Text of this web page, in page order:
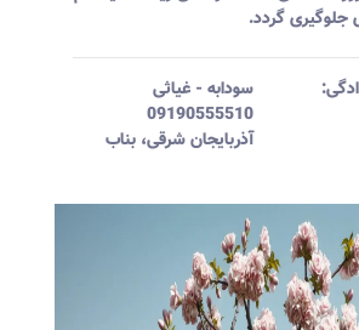
جلوگیری گردد.
سودابه - غیاثی
09190555510
آذربایجان شرقی، بناب